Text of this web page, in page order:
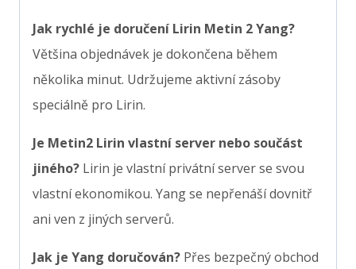
Jak rychlé je doručení Lirin Metin 2 Yang?
Většina objednávek je dokončena během
několika minut. Udržujeme aktivní zásoby
speciálně pro Lirin.
Je Metin2 Lirin vlastní server nebo součást
jiného? Lirin je vlastní privátní server se svou
vlastní ekonomikou. Yang se nepřenáší dovnitř
ani ven z jiných serverů.
Jak je Yang doručován? Přes bezpečný obchod